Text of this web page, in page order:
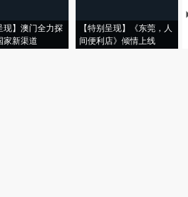
现】澳门全力探
家新渠道
【特别呈现】《东莞，人
间便利店》倾情上线